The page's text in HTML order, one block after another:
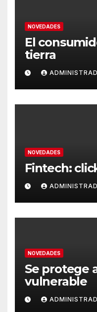
NOVEDADES
El
tierra
NOVEDADES
Fintech:
NOVEDADES
Se protege
vulnerable